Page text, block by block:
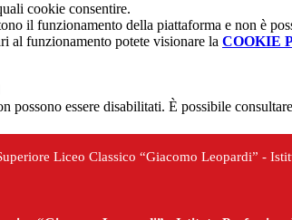
cookie consentire.
il funzionamento della piattaforma e non è
al funzionamento potete visionare la COOKIE
possono essere disabilitati. È possibile
Liceo Classico “Giacomo Leopardi” -